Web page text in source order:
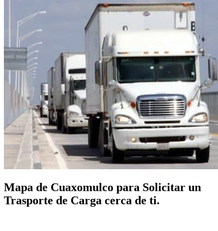
Mapa de Cuaxomulco para Solicitar un
Trasporte de Carga cerca de ti.